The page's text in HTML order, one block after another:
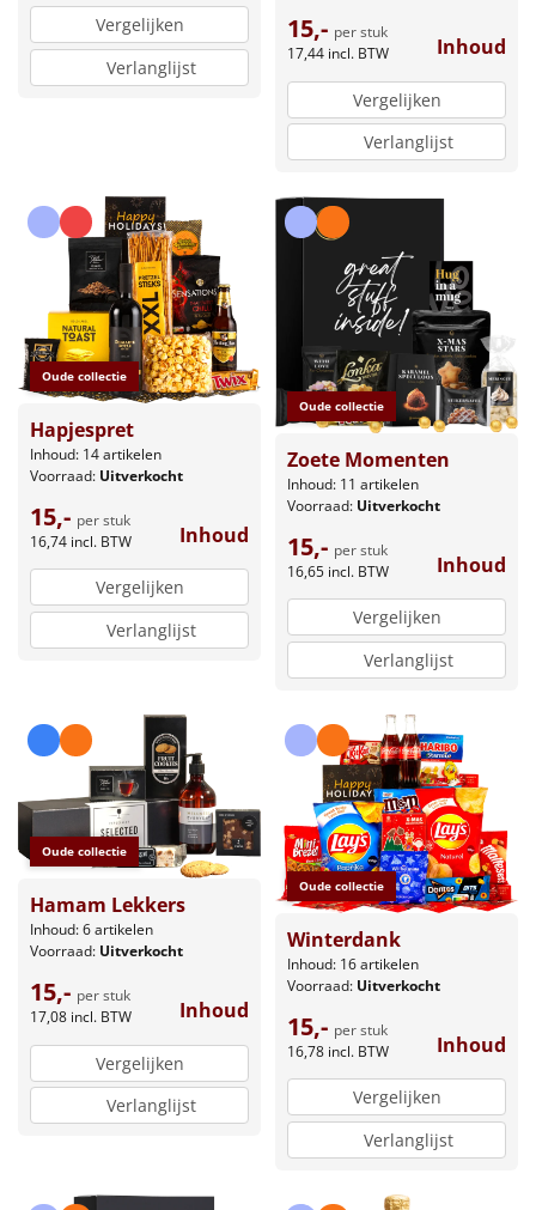
Vergelijken
Verlanglijst
15,- per stuk
17,44 incl. BTW Inhoud
Vergelijken
Verlanglijst
Oude collectie
Hapjespret
Inhoud: 14 artikelen
Voorraad: Uitverkocht
15,- per stuk
16,74 incl. BTW Inhoud
Vergelijken
Verlanglijst
Oude collectie
Zoete Momenten
Inhoud: 11 artikelen
Voorraad: Uitverkocht
15,- per stuk
16,65 incl. BTW Inhoud
Vergelijken
Verlanglijst
Oude collectie
Hamam Lekkers
Inhoud: 6 artikelen
Voorraad: Uitverkocht
15,- per stuk
17,08 incl. BTW Inhoud
Vergelijken
Verlanglijst
Oude collectie
Winterdank
Inhoud: 16 artikelen
Voorraad: Uitverkocht
15,- per stuk
16,78 incl. BTW Inhoud
Vergelijken
Verlanglijst